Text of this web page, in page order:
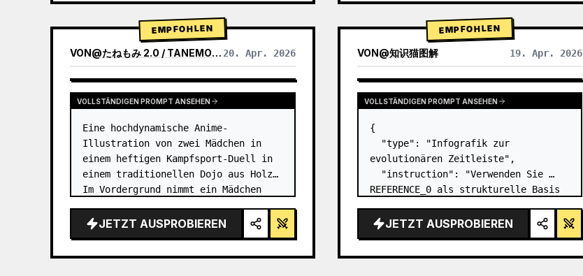
blauer Verlauf…EMPFOHLEN
VON@たねもみ 2.0 / TANEMOMI VER2.0 20. Apr. 2026
VOLLSTÄNDIGEN PROMPT ANSEHEN
Eine hochdynamische Anime-
Illustration von zwei Mädchen in
einem heftigen Kampfsport-Duell in
einem traditionellen Dojo aus Holz.
Im Vordergrund nimmt ein Mädchen
hair" default="schwarzem Haar in
einem hohen Dutt mit roten Bände…
JETZT AUSPROBIEREN
EMPFOHLEN
VON@知识猫图解 19. Apr. 2026
VOLLSTÄNDIGEN PROMPT ANSEHEN
{
  "type": "Infografik zur
evolutionären Zeitleiste",
  "instruction": "Verwenden Sie
REFERENCE_0 als strukturelle Basis
Vektordesign in eine
hochrealistische 3D-Infografik.
JETZT AUSPROBIEREN